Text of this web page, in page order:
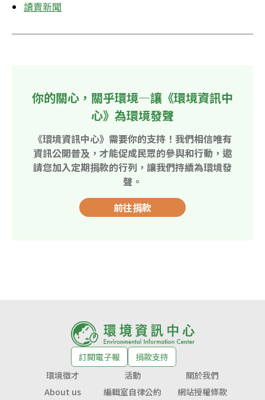
讀賣新聞
你的關心，關乎環境—讓《環境資訊中
心》為環境發聲
《環境資訊中心》需要你的支持！我們相信唯有
資訊公開普及，才能促成民眾的參與和行動，邀
請您加入定期捐款的行列，讓我們持續為環境發
聲。
前往捐款
訂閱電子報
捐款支持
環境徵才
活動
關於我們
About us
編輯室自律公約 網站授權條款